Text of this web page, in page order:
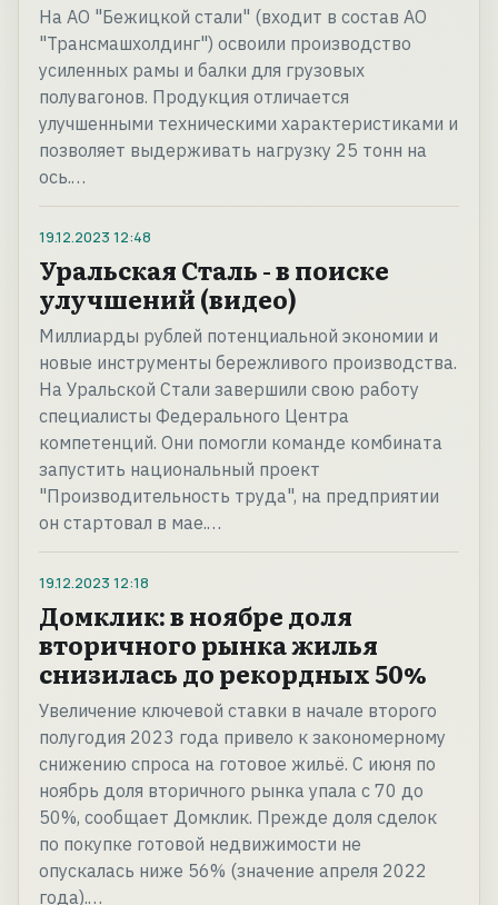
На АО "Бежицкой стали" (входит в состав АО
"Трансмашхолдинг") освоили производство
усиленных рамы и балки для грузовых
полувагонов. Продукция отличается
улучшенными техническими характеристиками и
позволяет выдерживать нагрузку 25 тонн на
ось.…
19.12.2023 12:48
Уральская Сталь - в поиске
улучшений (видео)
Миллиарды рублей потенциальной экономии и
новые инструменты бережливого производства.
На Уральской Стали завершили свою работу
специалисты Федерального Центра
компетенций. Они помогли команде комбината
запустить национальный проект
"Производительность труда", на предприятии
он стартовал в мае.…
19.12.2023 12:18
Домклик: в ноябре доля
вторичного рынка жилья
снизилась до рекордных 50%
Увеличение ключевой ставки в начале второго
полугодия 2023 года привело к закономерному
снижению спроса на готовое жильё. С июня по
ноябрь доля вторичного рынка упала с 70 до
50%, сообщает Домклик. Прежде доля сделок
по покупке готовой недвижимости не
опускалась ниже 56% (значение апреля 2022
года).…